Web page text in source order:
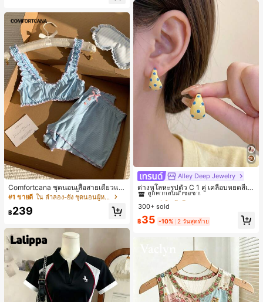
Comfortcana ชุดนอนเสื้อสายเดี่ยวแต่
งระบายและกางเกงขาสั้นสำหรับผู้หญิง
#1 ขายดี ใน ลำลอง-ยัง ชุดนอนผู้หญิง
฿239
Alley Deep Jewelry
ต่างหูโลหะรูปตัว C 1 คู่ เคลือบหยดสีเห
ลือง ลายจุดสีน้ำเงิน สไตล์ยุโรปและอเม
ริกัน แฟชั่นส่วนตัว หวานและสง่างาม
สำหรับผู้หญิงและเด็กหญิง สำหรับการเ
ดินทาง งานแต่งงาน ปาร์ตี้ วันเกิด ของ
#1 ขายดี ใน โบโฮ ต่างหูผู้หญิง
ลูกค้ากลับมาซื้อซ้ำ!
เกือบหมดแล้ว!
#1 ขายดี ใน โบโฮ ต่างหูผู้หญิง
ลูกค้ากลับมาซื้อซ้ำ!
เกือบหมดแล้ว!
#1 ขายดี ใน โบโฮ ต่างหูผู้หญิง
ลูกค้ากลับมาซื้อซ้ำ!
เกือบหมดแล้ว!
#1 ขายดี ใน โบโฮ ต่างหูผู้หญิง
300+ sold
฿35 -10% 2 วันสุดท้าย